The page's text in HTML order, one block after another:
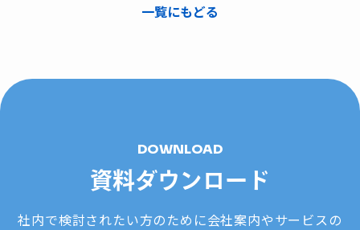
一覧にもどる
DOWNLOAD
資料ダウンロード
社内で検討されたい方のために会社案内やサービスの